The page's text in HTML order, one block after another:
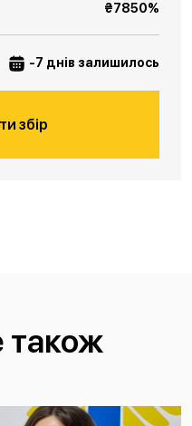
₴7850%
-7 днів залишилось
збір
також